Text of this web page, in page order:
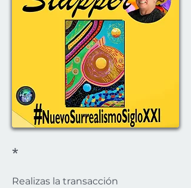
*
Realizas la transacción